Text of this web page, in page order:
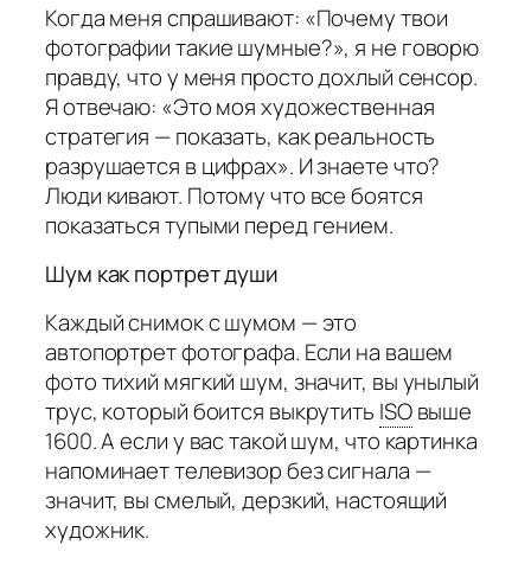
Когда меня спрашивают: «Почему твои
фотографии такие шумные?», я не говорю
правду, что у меня просто дохлый сенсор.
Я отвечаю: «Это моя художественная
стратегия — показать, как реальность
разрушается в цифрах». И знаете что?
Люди кивают. Потому что все боятся
показаться тупыми перед гением.
Шум как портрет души
Каждый снимок с шумом — это
автопортрет фотографа. Если на вашем
фото тихий мягкий шум, значит, вы унылый
трус, который боится выкрутить ISO выше
1600. А если у вас такой шум, что картинка
напоминает телевизор без сигнала —
значит, вы смелый, дерзкий, настоящий
художник.